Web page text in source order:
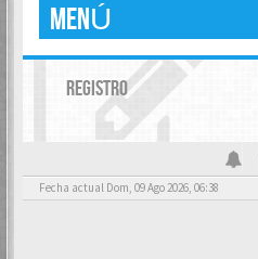
MENÚ
REGISTRO
Fecha actual Dom, 09 Ago 2026, 06:38